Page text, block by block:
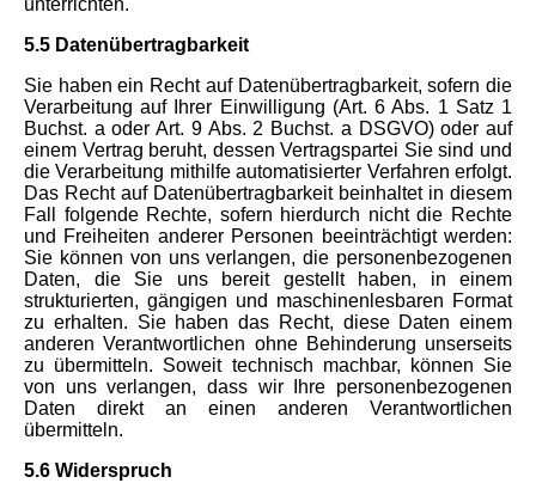
unterrichten.
5.5 Datenübertragbarkeit
Sie haben ein Recht auf Datenübertragbarkeit, sofern die
Verarbeitung auf Ihrer Einwilligung (Art. 6 Abs. 1 Satz 1
Buchst. a oder Art. 9 Abs. 2 Buchst. a DSGVO) oder auf
einem Vertrag beruht, dessen Vertragspartei Sie sind und
die Verarbeitung mithilfe automatisierter Verfahren erfolgt.
Das Recht auf Datenübertragbarkeit beinhaltet in diesem
Fall folgende Rechte, sofern hierdurch nicht die Rechte
und Freiheiten anderer Personen beeinträchtigt werden:
Sie können von uns verlangen, die personenbezogenen
Daten, die Sie uns bereit gestellt haben, in einem
strukturierten, gängigen und maschinenlesbaren Format
zu erhalten. Sie haben das Recht, diese Daten einem
anderen Verantwortlichen ohne Behinderung unserseits
zu übermitteln. Soweit technisch machbar, können Sie
von uns verlangen, dass wir Ihre personenbezogenen
Daten direkt an einen anderen Verantwortlichen
übermitteln.
5.6 Widerspruch